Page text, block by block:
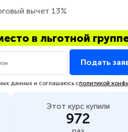
вычет 13%
в льготной
Подать
данных и соглашаюсь сполитикой
Этот курс купили
972